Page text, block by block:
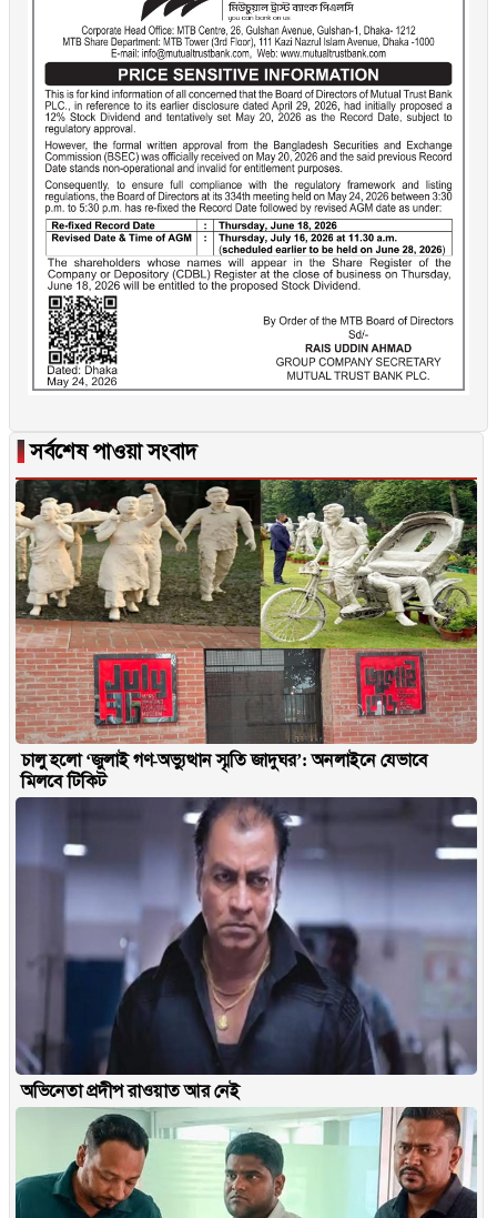
▐সর্বশেষ পাওয়া সংবাদ
চালু হলো ‘জুলাই গণ-অভ্যুত্থান স্মৃতি জাদুঘর’: অনলাইনে যেভাবে
মিলবে টিকিট
অভিনেতা প্রদীপ রাওয়াত আর নেই